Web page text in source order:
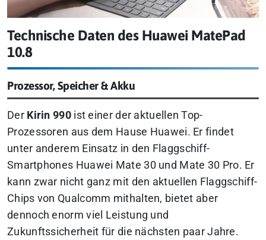
Technische Daten des Huawei MatePad
10.8
Prozessor, Speicher & Akku
Der Kirin 990ist einer der aktuellen Top-
Prozessoren aus dem Hause Huawei. Er findet
unter anderem Einsatz in den Flaggschiff-
Smartphones Huawei Mate 30 und Mate 30 Pro. Er
kann zwar nicht ganz mit den aktuellen Flaggschiff-
Chips von Qualcomm mithalten, bietet aber
dennoch enorm viel Leistung und
Zukunftssicherheit für die nächsten paar Jahre.